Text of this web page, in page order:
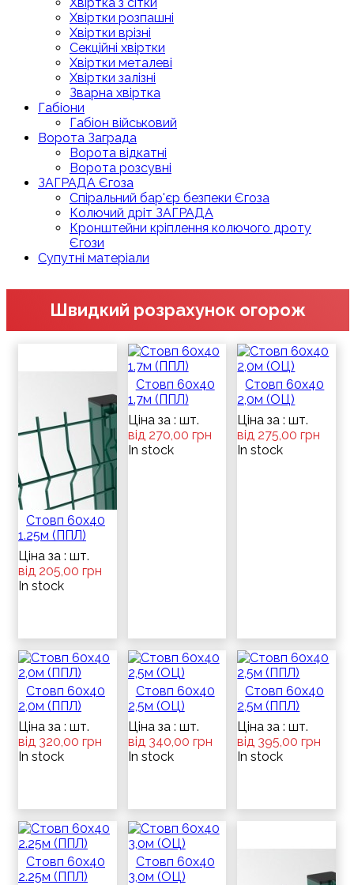
Хвіртки розпашні
Хвіртки врізні
Секційні хвіртки
Хвіртки металеві
Хвіртки залізні
Зварна хвіртка
Габіони
Габіон військовий
Ворота Заграда
Ворота відкатні
Ворота розсувні
ЗАГРАДА Єгоза
Спіральний бар'єр безпеки Єгоза
Колючий дріт ЗАГРАДА
Кронштейни кріплення колючого дроту
Єгози
Супутні матеріали
Швидкий розрахунок огорож
Стовп 60х40
1.25м (ППЛ)
Ціна за : шт.
від 205,00 грн
In stock
Стовп 60х40
1.7м (ППЛ)
Ціна за : шт.
від 270,00 грн
In stock
Стовп 60х40
2,0м (ОЦ)
Ціна за : шт.
від 275,00 грн
In stock
Стовп 60х40
2,0м (ППЛ)
Ціна за : шт.
від 320,00 грн
In stock
Стовп 60х40
2,5м (ОЦ)
Ціна за : шт.
від 340,00 грн
In stock
Стовп 60х40
2,5м (ППЛ)
Ціна за : шт.
від 395,00 грн
In stock
Стовп 60х40
2.25м (ППЛ)
Стовп 60х40
3,0м (ОЦ)